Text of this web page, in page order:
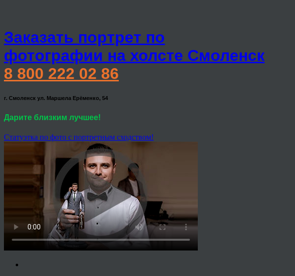
Заказать портрет по
фотографии на холсте Смоленск
8 800 222 02 86
г. Смоленск ул. Маршела Ерёменко, 54
Дарите близким лучшее!
Статуэтка по фото с портретным сходством!